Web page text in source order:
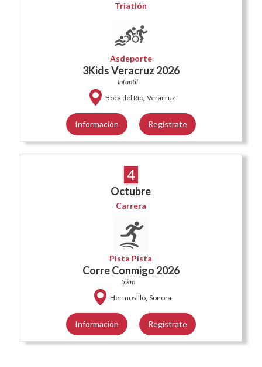
Triatlón
Asdeporte
3Kids Veracruz 2026
Infantil
Boca del Río, Veracruz
Información Regístrate
4
Octubre
Carrera
Pista Pista
Corre Conmigo 2026
5 km
Hermosillo, Sonora
Información Regístrate